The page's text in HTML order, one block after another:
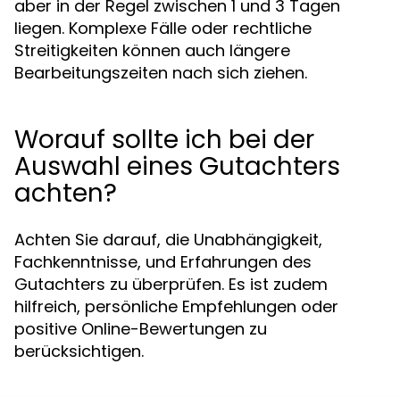
aber in der Regel zwischen 1 und 3 Tagen
liegen. Komplexe Fälle oder rechtliche
Streitigkeiten können auch längere
Bearbeitungszeiten nach sich ziehen.
Worauf sollte ich bei der
Auswahl eines Gutachters
achten?
Achten Sie darauf, die Unabhängigkeit,
Fachkenntnisse, und Erfahrungen des
Gutachters zu überprüfen. Es ist zudem
hilfreich, persönliche Empfehlungen oder
positive Online-Bewertungen zu
berücksichtigen.